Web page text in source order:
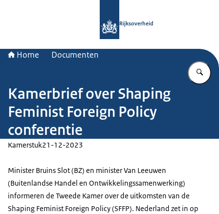
Rijksoverheid
Home Documenten
Kamerbrief over Shaping
Feminist Foreign Policy
conferentie
Kamerstuk21-12-2023
Minister Bruins Slot (BZ) en minister Van Leeuwen
(Buitenlandse Handel en Ontwikkelingssamenwerking)
informeren de Tweede Kamer over de uitkomsten van de
Shaping Feminist Foreign Policy (SFFP). Nederland zet in op